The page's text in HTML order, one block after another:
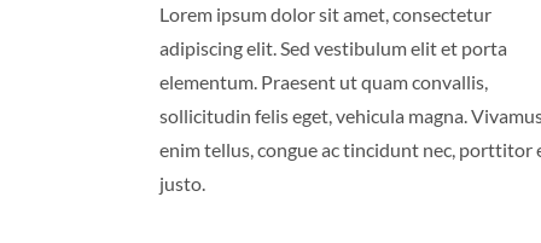
Lorem ipsum dolor sit amet, consectetur
adipiscing elit. Sed vestibulum elit et porta
elementum. Praesent ut quam convallis,
sollicitudin felis eget, vehicula magna.
enim tellus, congue ac tincidunt nec, porttitor
justo.